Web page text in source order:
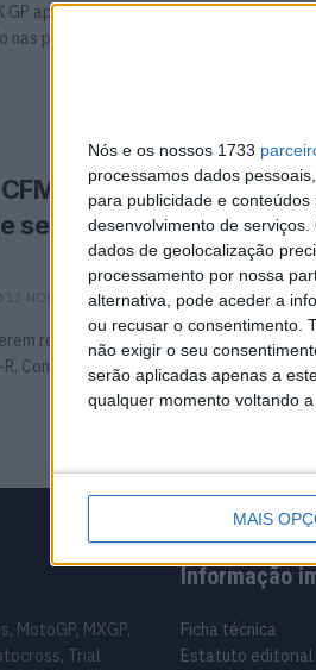
Nós e os nossos 1733
processamos dados
para publicidade e
desenvolvimento de serviços.
dados de geolocalização
processamento por nossa
alternativa, pode aceder a
ou recusar o consentimento.
não exigir o seu
serão aplicadas apenas a
qualquer momento voltando
MAIS
GP apresentado em pista A CFMoto
nas pistas de Moto3 e Moto2 ...
675SR-R, uma
se torna num brinquedo
13 NOVEMBRO, 2024 0
retiradas sob as luzes da EICMA
Com um ADN desportivo claramente ...
MotoGP, MXGP,
Trial
Informação
Ficha técnica
Estatuto editorial